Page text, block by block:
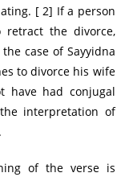
[ 2] If a person
the divorce,
case of Sayyidna
have had conjugal
interpretation of
verse [ 1] of this Surah: فَطَلِّقُوهُنَّ لِعِدَّتِهِنَّ.
of the verse is